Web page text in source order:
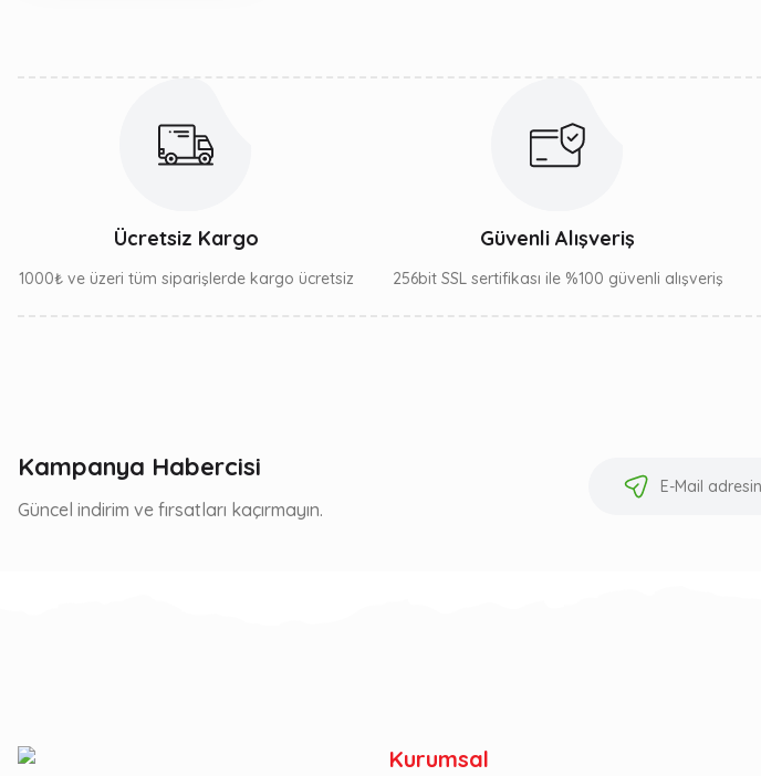
Ücretsiz Kargo
1000₺ ve üzeri tüm siparişlerde kargo ücretsiz
Güvenli Alışveriş
256bit SSL sertifikası ile %100 güvenli alışveriş
Kampanya Habercisi
Güncel indirim ve fırsatları kaçırmayın.
Kurumsal